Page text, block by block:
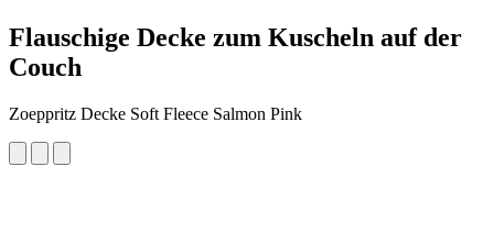
Flauschige Decke zum Kuscheln auf der
Couch
Zoeppritz Decke Soft Fleece Salmon Pink